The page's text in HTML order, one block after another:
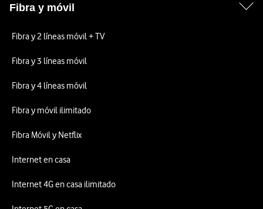
Fibra y móvil
Fibra y 2 líneas móvil + TV
Fibra y 3 líneas móvil
Fibra y 4 líneas móvil
Fibra y móvil ilimitado
Fibra Móvil y Netflix
Internet en casa
Internet 4G en casa ilimitado